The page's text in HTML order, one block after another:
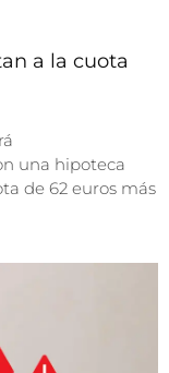
a la cuota
una hipoteca
de 62 euros más